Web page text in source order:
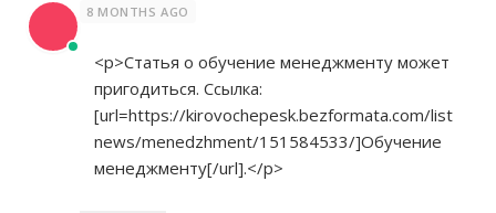
8 MONTHS AGO
<p>Статья о обучение менеджменту может
пригодиться. Ссылка:
[url=https://kirovochepesk.bezformata.com/list
news/menedzhment/151584533/]Обучение
менеджменту[/url].</p>